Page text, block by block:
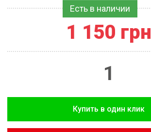
Есть в наличии
1 150 грн